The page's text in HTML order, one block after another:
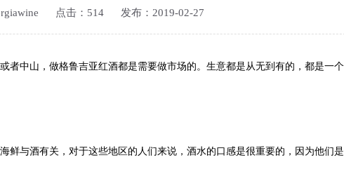
点击： 514 发布：2019-02-27
中山，做格鲁吉亚红酒都是需要做市场的。生意都是从无到有的，都是一
与酒有关，对于这些地区的人们来说，酒水的口感是很重要的，因为他们